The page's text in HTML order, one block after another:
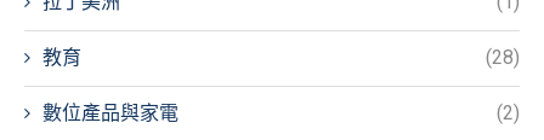
教育 (28)
數位產品與家電 (2)